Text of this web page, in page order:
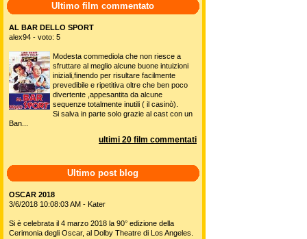
Ultimo film commentato
AL BAR DELLO SPORT
alex94 - voto: 5
Modesta commediola che non riesce a
sfruttare al meglio alcune buone intuizioni
iniziali,finendo per risultare facilmente
prevedibile e ripetitiva oltre che ben poco
divertente ,appesantita da alcune
sequenze totalmente inutili ( il casinò).
Si salva in parte solo grazie al cast con un
Ban...
ultimi 20 film commentati
Ultimo post blog
OSCAR 2018
3/6/2018 10:08:03 AM - Kater
Si è celebrata il 4 marzo 2018 la 90° edizione della
Cerimonia degli Oscar, al Dolby Theatre di Los Angeles.